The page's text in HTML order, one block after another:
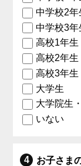
中学校2年
中学校3年
高校1年生
高校2年生
高校3年生
大学生
大学院生
いない
お子さま